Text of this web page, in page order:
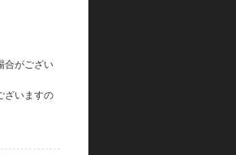
合がござい
ざいますの